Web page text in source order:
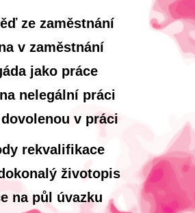
ze zaměstnání
v zaměstnání
jako práce
nelegální práci
v práci
rekvalifikace
životopis
na půl úvazku